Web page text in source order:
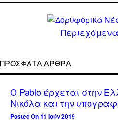
ΠΡΌΣΦΑΤΑ ΆΡΘΡΑ
Ο Pablo έρχεται στην
Νικόλα και την
Posted On 11 Ιούν 2019